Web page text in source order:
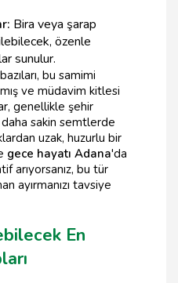
Bira veya şarap
özenle
sunulur.
bu samimi
ve müdavim kitlesi
genellikle şehir
sakin semtlerde
uzak, huzurlu bir
gece hayatı Adana'da
arıyorsanız, bu tür
ayırmanızı tavsiye
En